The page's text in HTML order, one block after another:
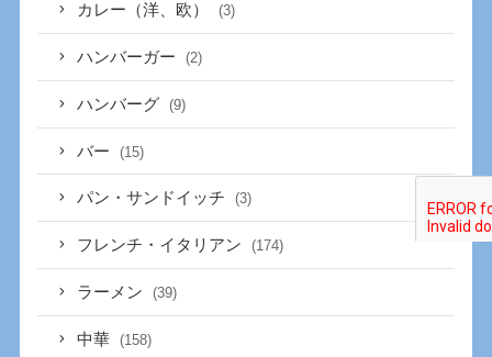
カレー（洋、欧） (3)
ハンバーガー (2)
ハンバーグ (9)
バー (15)
パン・サンドイッチ (3)
フレンチ・イタリアン (174)
ラーメン (39)
中華 (158)